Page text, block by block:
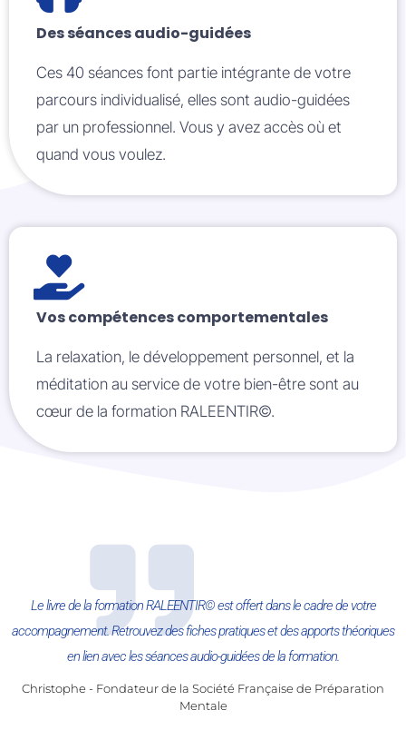
Des séances audio-guidées
Ces 40 séances font partie intégrante de votre
parcours individualisé, elles sont audio-guidées
par un professionnel. Vous y avez accès où et
quand vous voulez.
Vos compétences comportementales
La relaxation, le développement personnel, et la
méditation au service de votre bien-être sont au
cœur de la formation RALEENTIR©.
Le livre de la formation RALEENTIR© est offert dans le cadre de votre
accompagnement. Retrouvez des fiches pratiques et des apports théoriques
en lien avec les séances audio-guidées de la formation.
Christophe - Fondateur de la Société Française de Préparation
Mentale